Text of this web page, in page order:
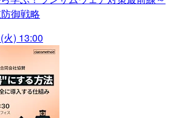
御戦略
) 13:00